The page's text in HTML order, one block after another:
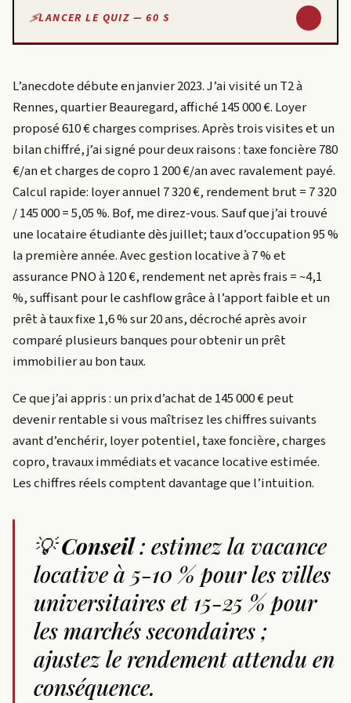
LANCER LE QUIZ — 60 S
L’anecdote débute en janvier 2023. J’ai visité un T2 à
Rennes, quartier Beauregard, affiché 145 000 €. Loyer
proposé 610 € charges comprises. Après trois visites et un
bilan chiffré, j’ai signé pour deux raisons : taxe foncière 780
€/an et charges de copro 1 200 €/an avec ravalement payé.
Calcul rapide: loyer annuel 7 320 €, rendement brut = 7 320
/ 145 000 = 5,05 %. Bof, me direz-vous. Sauf que j’ai trouvé
une locataire étudiante dès juillet; taux d’occupation 95 %
la première année. Avec gestion locative à 7 % et
assurance PNO à 120 €, rendement net après frais = ~4,1
%, suffisant pour le cashflow grâce à l’apport faible et un
prêt à taux fixe 1,6 % sur 20 ans, décroché après avoir
comparé plusieurs banques pour obtenir un prêt
immobilier au bon taux.
Ce que j’ai appris : un prix d’achat de 145 000 € peut
devenir rentable si vous maîtrisez les chiffres suivants
avant d’enchérir, loyer potentiel, taxe foncière, charges
copro, travaux immédiats et vacance locative estimée.
Les chiffres réels comptent davantage que l’intuition.
💡Conseil: estimez la vacance
locative à 5-10 % pour les villes
universitaires et 15-25 % pour
les marchés secondaires ;
ajustez le rendement attendu en
conséquence.